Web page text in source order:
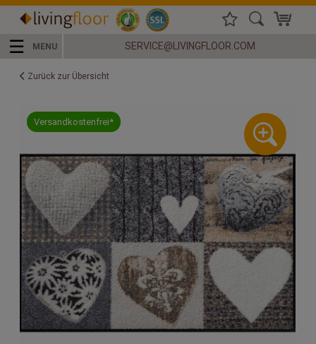
☰ MENU SERVICE@LIVINGFLOOR.COM
Zurück zur Übersicht
Versandkostenfrei*